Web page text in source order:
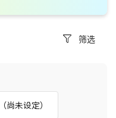
筛选
尚未设定）